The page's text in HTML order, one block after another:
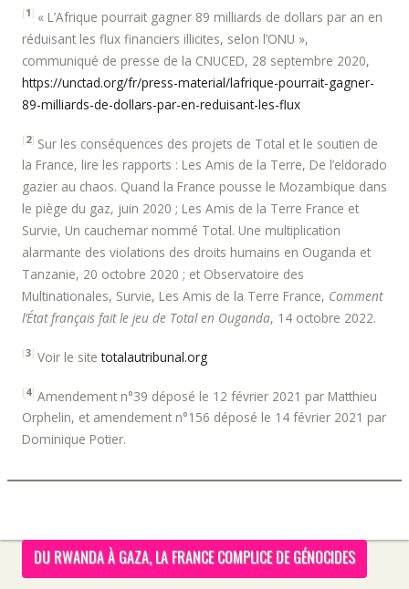
[1] « L’Afrique pourrait gagner 89 milliards de dollars par an en
réduisant les flux financiers illicites, selon l’ONU »,
communiqué de presse de la CNUCED, 28 septembre 2020,
https://unctad.org/fr/press-material/lafrique-pourrait-gagner-
89-milliards-de-dollars-par-en-reduisant-les-flux
[2] Sur les conséquences des projets de Total et le soutien de
la France, lire les rapports : Les Amis de la Terre, De l’eldorado
gazier au chaos. Quand la France pousse le Mozambique dans
le piège du gaz, juin 2020 ; Les Amis de la Terre France et
Survie, Un cauchemar nommé Total. Une multiplication
alarmante des violations des droits humains en Ouganda et
Tanzanie, 20 octobre 2020 ; et Observatoire des
Multinationales, Survie, Les Amis de la Terre France, Comment
l’État français fait le jeu de Total en Ouganda, 14 octobre 2022.
[3] Voir le sitetotalautribunal.org
[4] Amendement n°39 déposé le 12 février 2021 par Matthieu
Orphelin, et amendement n°156 déposé le 14 février 2021 par
Dominique Potier.
DU RWANDA À GAZA, LA FRANCE COMPLICE DE GÉNOCIDES